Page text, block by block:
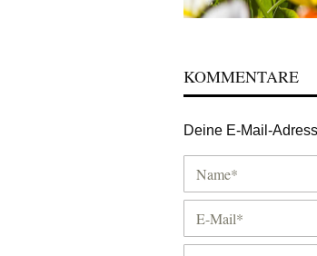
KOMMENTARE
Deine E-Mail-